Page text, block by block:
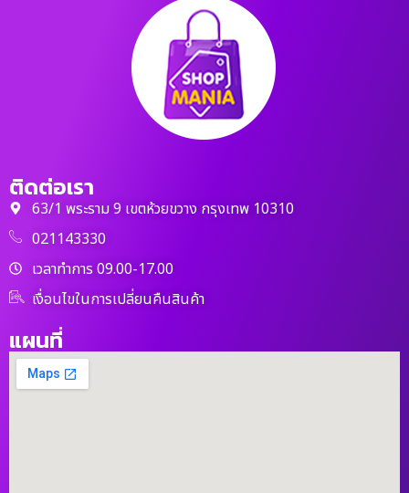
ติดต่อเรา
63/1 พระราม 9 เขตห้วยขวาง กรุงเทพ 10310
021143330
เวลาทำการ 09.00-17.00
เงื่อนไขในการเปลี่ยนคืนสินค้า
แผนที่